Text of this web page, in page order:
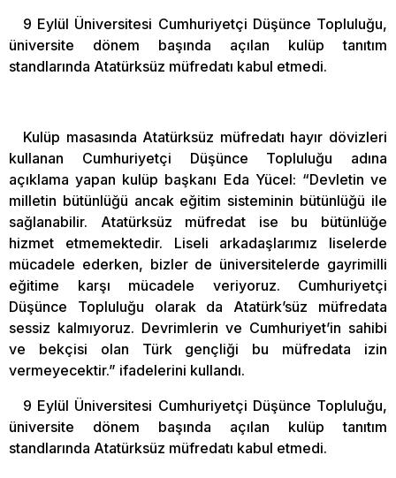
9 Eylül Üniversitesi Cumhuriyetçi Düşünce Topluluğu,
üniversite dönem başında açılan kulüp tanıtım
standlarında Atatürksüz müfredatı kabul etmedi.
Kulüp masasında Atatürksüz müfredatı hayır dövizleri
kullanan Cumhuriyetçi Düşünce Topluluğu adına
açıklama yapan kulüp başkanı Eda Yücel: “Devletin ve
milletin bütünlüğü ancak eğitim sisteminin bütünlüğü ile
sağlanabilir. Atatürksüz müfredat ise bu bütünlüğe
hizmet etmemektedir. Liseli arkadaşlarımız liselerde
mücadele ederken, bizler de üniversitelerde gayrimilli
eğitime karşı mücadele veriyoruz. Cumhuriyetçi
Düşünce Topluluğu olarak da Atatürk’süz müfredata
sessiz kalmıyoruz. Devrimlerin ve Cumhuriyet’in sahibi
ve bekçisi olan Türk gençliği bu müfredata izin
vermeyecektir.” ifadelerini kullandı.
9 Eylül Üniversitesi Cumhuriyetçi Düşünce Topluluğu,
üniversite dönem başında açılan kulüp tanıtım
standlarında Atatürksüz müfredatı kabul etmedi.